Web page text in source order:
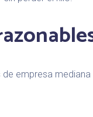
empresa mediana